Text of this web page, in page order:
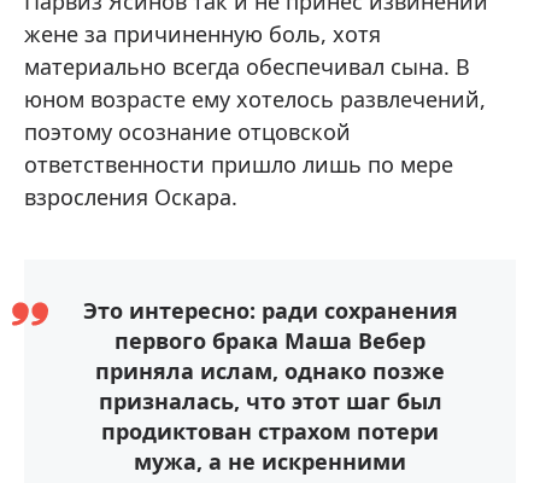
жене за причиненную боль, хотя
материально всегда обеспечивал сына. В
юном возрасте ему хотелось развлечений,
поэтому осознание отцовской
ответственности пришло лишь по мере
взросления Оскара.
Это интересно: ради сохранения
первого брака Маша Вебер
приняла ислам, однако позже
призналась, что этот шаг был
продиктован страхом потери
мужа, а не искренними